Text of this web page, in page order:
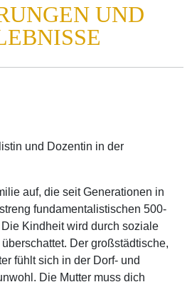
UND
und Dozentin in der
auf, die seit Generationen in
fundamentalistischen 500-
Kindheit wird durch soziale
Der großstädtische,
fühlt sich in der Dorf- und
Die Mutter muss dich